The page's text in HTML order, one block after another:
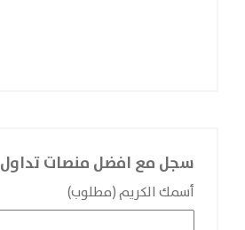
سجل مع افضل منصات تداول
أسمك الكريم (مطلوب)